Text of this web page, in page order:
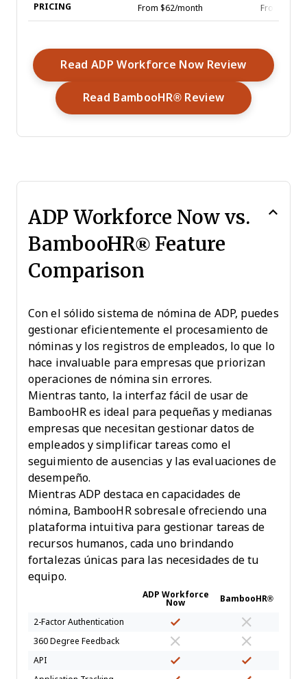
PRICING From $62/month From $10/
Read ADP Workforce Now ReviewOpens
Read BambooHR® ReviewOpens New
ADP Workforce Now vs.
BambooHR® Feature
Comparison
Con el sólido sistema de nómina de ADP, puedes
gestionar eficientemente el procesamiento de
nóminas y los registros de empleados, lo que lo
hace invaluable para empresas que priorizan
operaciones de nómina sin errores.
Mientras tanto, la interfaz fácil de usar de
BambooHR es ideal para pequeñas y medianas
empresas que necesitan gestionar datos de
empleados y simplificar tareas como el
seguimiento de ausencias y las evaluaciones de
desempeño.
Mientras ADP destaca en capacidades de
nómina, BambooHR sobresale ofreciendo una
plataforma intuitiva para gestionar tareas de
recursos humanos, cada uno brindando
fortalezas únicas para las necesidades de tu
equipo.
ADP Workforce
Now
BambooHR®
2-Factor Authentication
360 Degree Feedback
API